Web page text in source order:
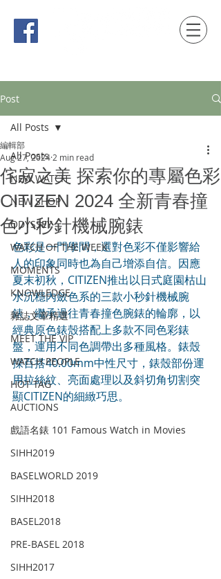
Post
All Posts
NEW WATCH
NEW SHOP
ODYSSEY
WATCH OF THE WEEK
MOMENTS
KNOWLEDGE
雜誌文章精選
MEET THE VIP
WATCH PEOPLE
HOT TAG
AUCTIONS
戲語名錶 101 Famous Watch in Movies
SIHH2019
BASELWORLD 2019
SIHH2018
BASEL2018
PRE-BASEL 2018
SIHH2017
All Posts
侘寂之美 探索你的專屬色彩
CITIZEN 2024 全新青春撞
色小秒針機械腕錶
編輯部
Aug 27, 2024 2 min read
色彩是一門學問，選對色彩不僅影響給
人的印象同時也為自己增添自信。因應
夏末初秋，CITIZEN推出以日式庭園枯山
水沉穩內斂色系的三款小秒針機械腕
錶，繼承過往青春撞色腕錶的輪廓，以
經典原色錶殼搭配上多款不同色彩錶
盤，運用不同色調帶出多種風格。錶殼
採百搭40.00mm中性尺寸，錶殼部份運
用拉絲紋、亮面處理以及斜切角切割突
顯CITIZEN的細緻巧思。